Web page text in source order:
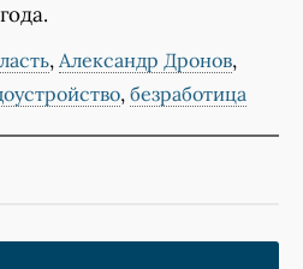
, Александр Дронов,
, безработица